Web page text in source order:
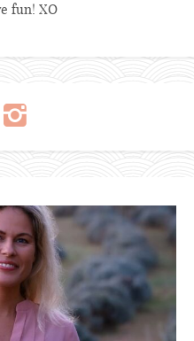
fun! XO